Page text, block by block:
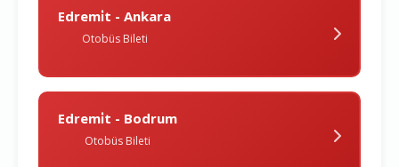
Edremi̇t - Ankara
Otobüs Bileti
Edremi̇t - Bodrum
Otobüs Bileti